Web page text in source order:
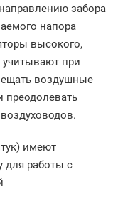
забора
напора
высокого,
учитывают при
воздушные
преодолевать
имеют
для работы с